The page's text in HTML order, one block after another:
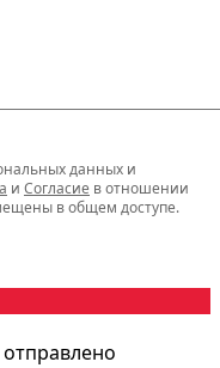
данных и
и Согласие в отношении
в общем доступе.